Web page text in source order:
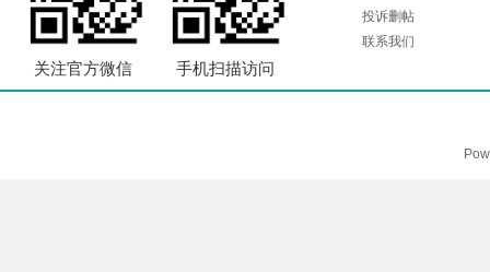
关注官方微信 手机扫描访问
投诉删帖
联系我们